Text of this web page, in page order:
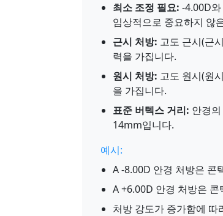
최소 조정 필요: -4.00D
임상적으로 중요하지 않
근시 처방: 고도 근시(근
력을 가집니다.
원시 처방: 고도 원시(원
을 가집니다.
표준 버텍스 거리: 안경
14mm입니다.
예시:
A -8.00D 안경 처방은 콘
A +6.00D 안경 처방은
처방 강도가 증가함에 따